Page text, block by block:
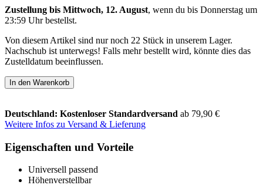
Zustellung bis Mittwoch, 12. August, wenn du bis Donnerstag um
23:59 Uhrbestellst.
Von diesem Artikel sind nur noch 22 Stück in unserem Lager.
Nachschub ist unterwegs! Falls mehr bestellt wird, könnte dies das
Zustelldatum beeinflussen.
In den Warenkorb
Deutschland: Kostenloser Standardversand ab 79,90 €
Weitere Infos zu Versand & Lieferung
Eigenschaften und Vorteile
Universell passend
Höhenverstellbar